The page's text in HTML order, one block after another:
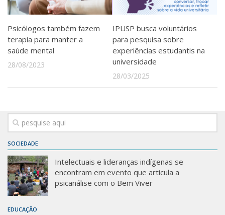
Psicólogos também fazem
terapia para manter a
saúde mental
28/08/2023
IPUSP busca voluntários
para pesquisa sobre
experiências estudantis na
universidade
28/03/2025
SOCIEDADE
Intelectuais e lideranças indígenas se
encontram em evento que articula a
psicanálise com o Bem Viver
EDUCAÇÃO